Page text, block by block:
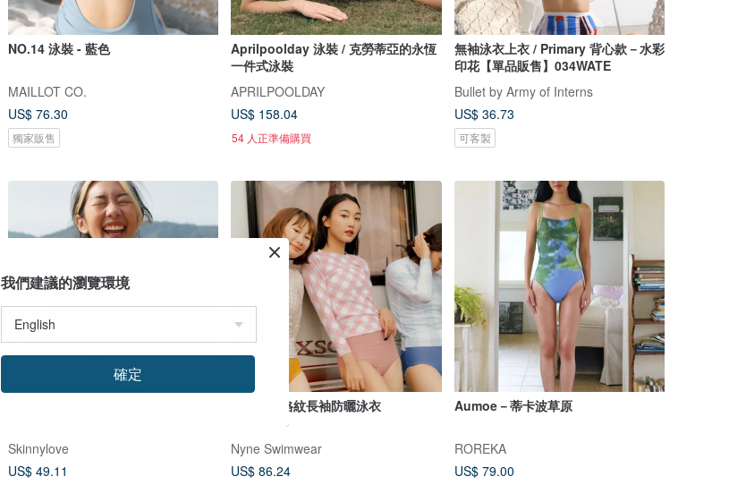
NO.14 泳裝 - 藍色
MAILLOT CO.
US$ 76.30
獨家販售
Aprilpoolday 泳裝 / 克勞蒂亞的永恆
一件式泳裝
APRILPOOLDAY
US$ 158.04
54 人正準備購買
無袖泳衣上衣 / Primary 背心款－水彩
印花【單品販售】034WATE
Bullet by Army of Interns
US$ 36.73
可客製
Skinnylove
US$ 49.11
熱帶風格格紋長袖防曬泳衣
Nyne Swimwear
US$ 86.24
Aumoe－蒂卡波草原
ROREKA
US$ 79.00
我們建議的瀏覽環境
確定